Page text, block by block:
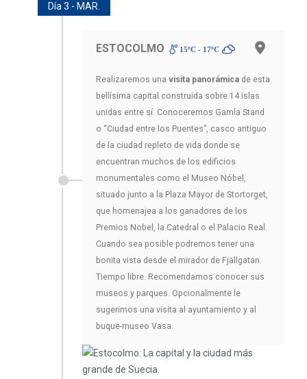
Día 3 - MAR.
ESTOCOLMO 15ºC - 17ºC
Realizaremos una visita panorámica de esta
bellísima capital construida sobre 14 islas
unidas entre sí. Conoceremos Gamla Stand
o “Ciudad entre los Puentes”, casco antiguo
de la ciudad repleto de vida donde se
encuentran muchos de los edificios
monumentales como el Museo Nóbel,
situado junto a la Plaza Mayor de Stortorget,
que homenajea a los ganadores de los
Premios Nobel, la Catedral o el Palacio Real.
Cuando sea posible podremos tener una
bonita vista desde el mirador de Fjällgatan.
Tiempo libre. Recomendamos conocer sus
museos y parques. Opcionalmente le
sugerimos una visita al ayuntamiento y al
buque-museo Vasa.